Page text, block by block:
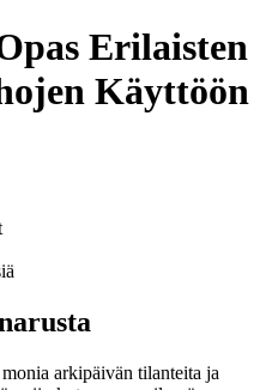
Erilaisten
Käyttöön
arkipäivän tilanteita ja